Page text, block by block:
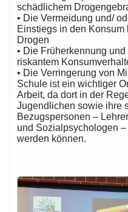
schädlichem
• Die Vermeidung und/
Einstiegs in den
Drogen
• Die Früherkennung
riskantem
• Die Verringerung von
Schule ist ein wichtiger
Arbeit, da dort in der
Jugendlichen sowie ihre
Bezugspersonen –
und Sozialpsychologen
werden können.